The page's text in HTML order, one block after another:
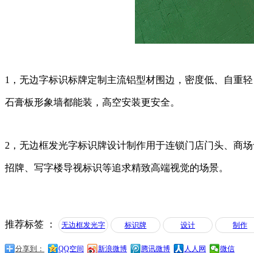
1，无边字标识标牌定制主流铝型材围边，密度低、自重
石膏板形象墙都能装，高空安装更安全。
2，无边框发光字标识牌设计制作用于连锁门店门头、商
招牌、写字楼导视标识等追求精致高端视觉的场景。
推荐标签 ： 无边框发光字 标识牌 设计 制作
分享到： QQ空间 新浪微博 腾讯微博 人人网 微信